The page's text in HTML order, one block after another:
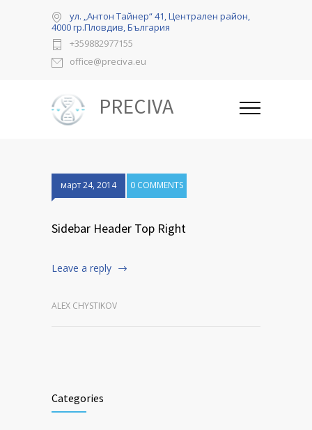
ул. „Антон Тайнер“ 41, Централен район,
4000 гр.Пловдив, България
+359882977155
office@preciva.eu
PRECIVA
март 24, 2014 0 COMMENTS
Sidebar Header Top Right
Leave a reply
ALEX CHYSTIKOV
Categories